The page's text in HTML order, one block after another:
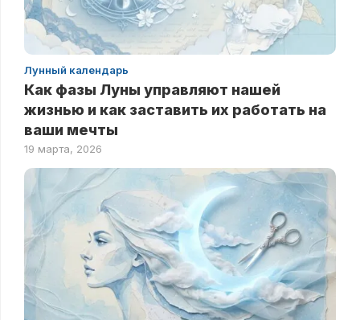
Лунный календарь
Как фазы Луны управляют нашей
жизнью и как заставить их работать на
ваши мечты
19 марта, 2026